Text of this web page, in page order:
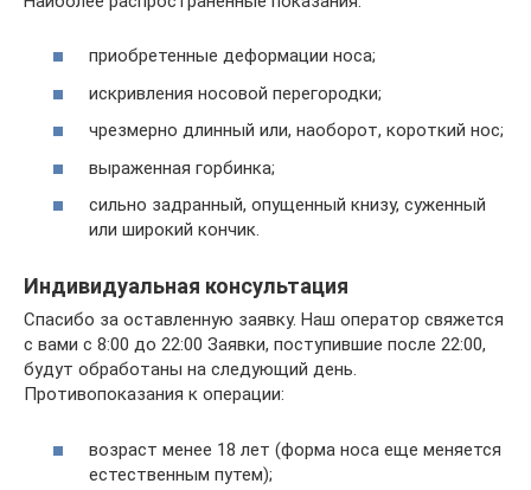
приобретенные деформации носа;
искривления носовой перегородки;
чрезмерно длинный или, наоборот, короткий нос;
выраженная горбинка;
сильно задранный, опущенный книзу, суженный
или широкий кончик.
Индивидуальная консультация
Спасибо за оставленную заявку. Наш оператор свяжется
с вами с 8:00 до 22:00 Заявки, поступившие после 22:00,
будут обработаны на следующий день.
Противопоказания к операции:
возраст менее 18 лет (форма носа еще меняется
естественным путем);